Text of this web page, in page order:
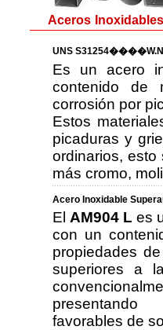
Aceros
UNS
Es un acero
contenido de
corrosión por
Estos
picaduras y
ordinarios,
más cromo,
Acero Inoxidable
El AM904 L es
con un
propiedades
superiores a
presentando
favorables de